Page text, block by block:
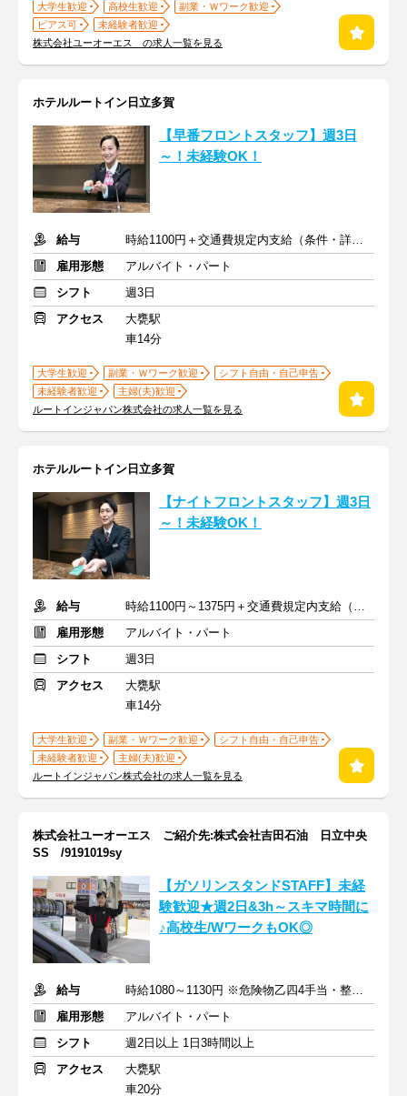
大学生歓迎 高校生歓迎
副業・Ｗワーク歓迎
ピアス可
未経験者歓迎
株式会社ユーオーエス の求人一覧を見る
ホテルルートイン日立多賀
【早番フロントスタッフ】週3日
～！未経験OK！
給与
時給1100円＋交通費規定内支給（条件・詳細は面接にて）
雇用形態
アルバイト・パート
シフト
週3日
アクセス
大甕駅
車14分
大学生歓迎 副業・Ｗワーク歓迎
シフト自由・自己申告
未経験者歓迎
主婦(夫)歓迎
ルートインジャパン株式会社の求人一覧を見る
ホテルルートイン日立多賀
【ナイトフロントスタッフ】週3日
～！未経験OK！
給与
時給1100円～1375円＋交通費規定内支給（条件・詳細は面接にて）
雇用形態
アルバイト・パート
シフト
週3日
アクセス
大甕駅
車14分
大学生歓迎 副業・Ｗワーク歓迎
シフト自由・自己申告
未経験者歓迎
主婦(夫)歓迎
ルートインジャパン株式会社の求人一覧を見る
株式会社ユーオーエス ご紹介先:株式会社吉田石油 日立中央
SS /9191019sy
【ガソリンスタンドSTAFF】未経
験歓迎★週2日&3h～スキマ時間に
♪高校生/WワークもOK◎
給与
時給1080～1130円 ※危険物乙四4手当・整備士手当あり
雇用形態
アルバイト・パート
シフト
週2日以上 1日3時間以上
アクセス
大甕駅
車20分